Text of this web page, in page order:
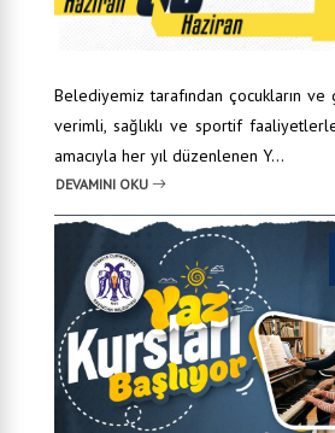
Belediyemiz tarafından çocukların
verimli, sağlıklı ve sportif
amacıyla her yıl düzenlenen Y...
DEVAMINI OKU